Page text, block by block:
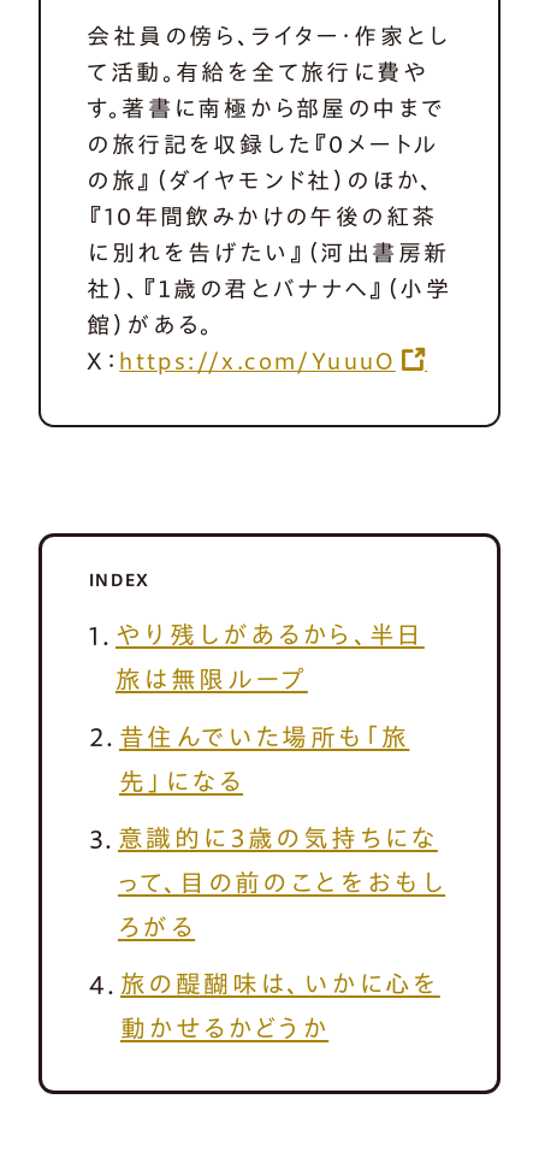
会社員の傍ら、ライター・作家とし
て活動。有給を全て旅行に費や
す。著書に南極から部屋の中まで
の旅行記を収録した『0メートル
の旅』（ダイヤモンド社）のほか、
『10年間飲みかけの午後の紅茶
に別れを告げたい』（河出書房新
社）、『１歳の君とバナナへ』（小学
館）がある。
X： https://x.com/YuuuO
INDEX
やり残しがあるから、半日
旅は無限ループ
昔住んでいた場所も「旅
先」になる
意識的に３歳の気持ちにな
って、目の前のことをおもし
ろがる
旅の醍醐味は、いかに心を
動かせるかどうか